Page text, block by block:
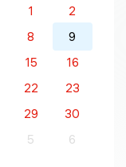
1
2
8
9
15
16
22
23
29
30
5 6